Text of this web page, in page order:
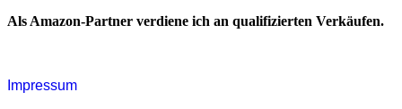
Als Amazon-Partner verdiene ich an qualifizierten Verkäufen.
Impressum